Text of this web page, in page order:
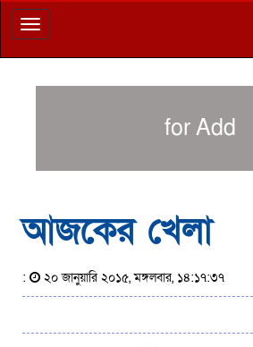
Toggle
navigation
for Add
আজকের খেলা
: ২০ জানুয়ারি ২০১৫, মঙ্গলবার, ১৪:১৭:৩৭